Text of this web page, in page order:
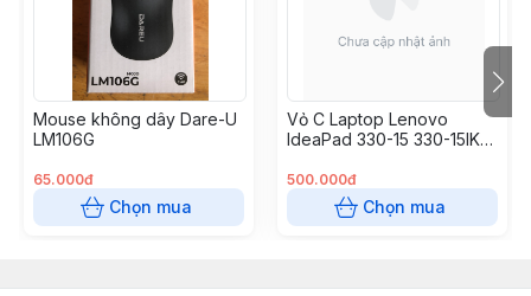
Mouse không dây Dare-U
LM106G
65.000đ
Chọn mua
Vỏ C Laptop Lenovo
IdeaPad 330-15 330-15IKB
330-15ARR
500.000đ
Chọn mua